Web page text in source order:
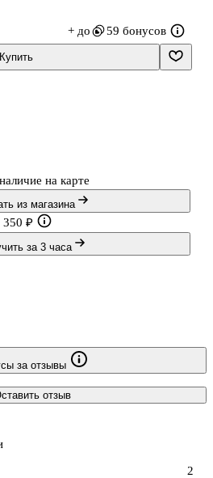
+ до 59 бонусов
Купить
на карте
из магазина
350 ₽
за 3 часа
за отзывы
отзыв
2